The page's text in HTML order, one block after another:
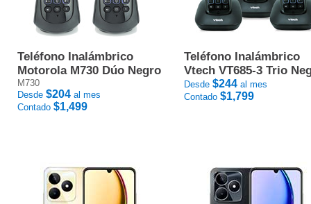
Teléfono Inalámbrico
Motorola M730 Dúo Negro
M730
Desde $204 al mes
Contado $1,499
Teléfono Inalámbrico
Vtech VT685-3 Trio
Desde $244 al mes
Contado $1,799